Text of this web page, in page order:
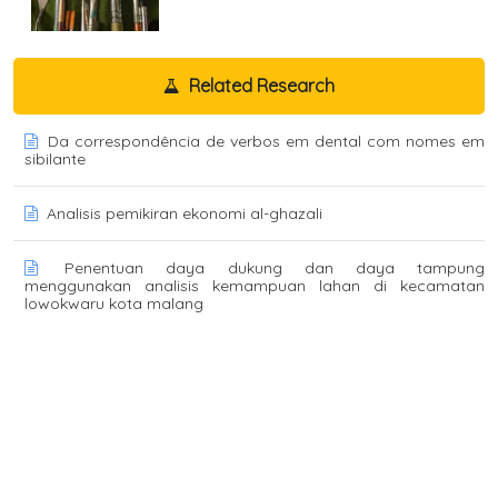
Related Research
Da correspondência de verbos em dental com nomes em
sibilante
Analisis pemikiran ekonomi al-ghazali
Penentuan daya dukung dan daya tampung
menggunakan analisis kemampuan lahan di kecamatan
lowokwaru kota malang